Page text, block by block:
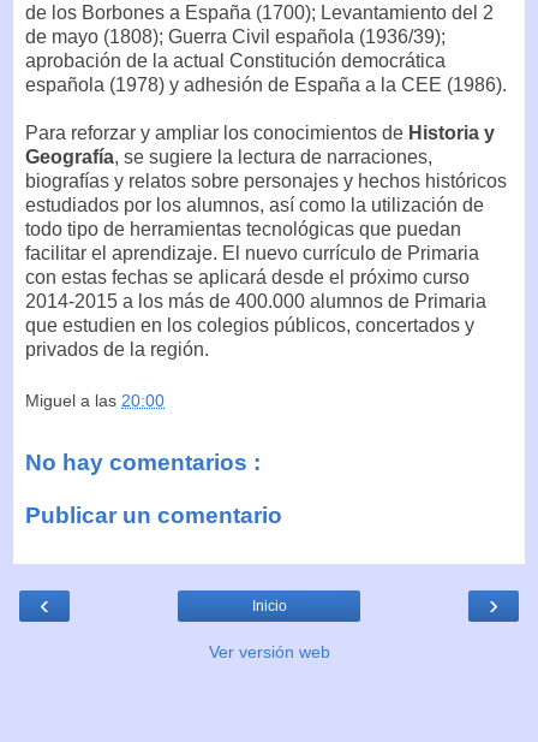
de los Borbones a España (1700); Levantamiento del 2
de mayo (1808); Guerra Civil española (1936/39);
aprobación de la actual Constitución democrática
española (1978) y adhesión de España a la CEE (1986).
Para reforzar y ampliar los conocimientos de Historia y
Geografía, se sugiere la lectura de narraciones,
biografías y relatos sobre personajes y hechos históricos
estudiados por los alumnos, así como la utilización de
todo tipo de herramientas tecnológicas que puedan
facilitar el aprendizaje. El nuevo currículo de Primaria
con estas fechas se aplicará desde el próximo curso
2014-2015 a los más de 400.000 alumnos de Primaria
que estudien en los colegios públicos, concertados y
privados de la región.
Miguel a las 20:00
No hay comentarios :
Publicar un comentario
‹ ›
Inicio
Ver versión web